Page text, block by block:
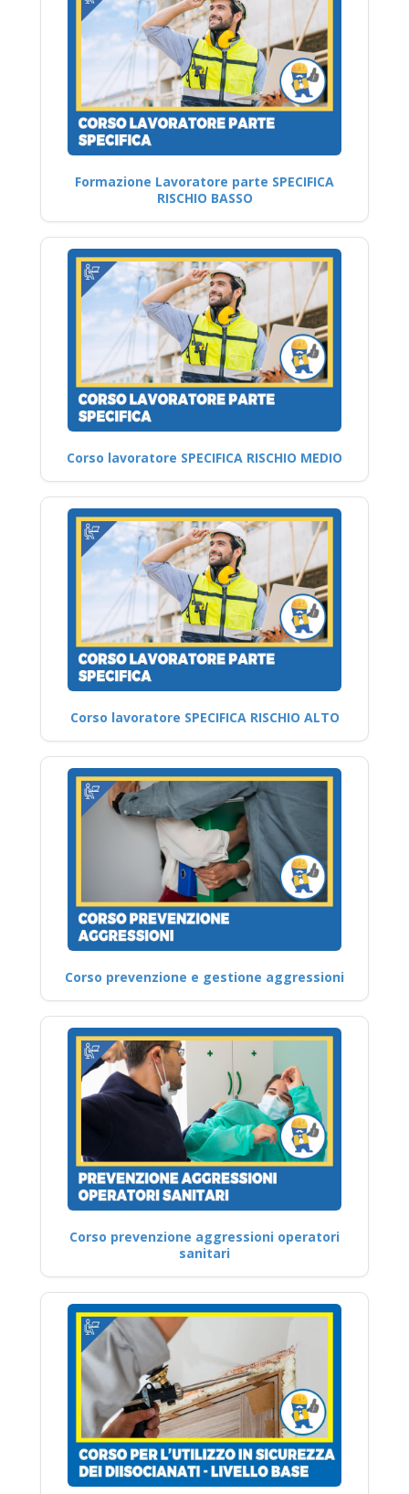
Formazione Lavoratore parte SPECIFICA
RISCHIO BASSO
Corso lavoratore SPECIFICA RISCHIO MEDIO
Corso lavoratore SPECIFICA RISCHIO ALTO
Corso prevenzione e gestione aggressioni
Corso prevenzione aggressioni operatori
sanitari